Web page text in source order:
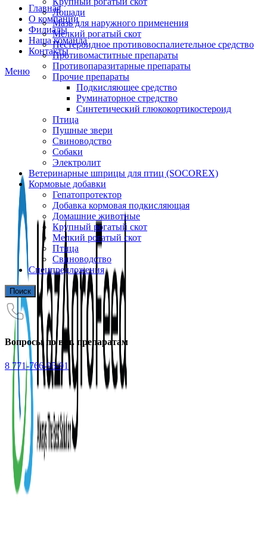
Главная
О компании
Филиалы
Наша команда
Контакты
Меню
Лошади
Мазь для наружного применения
Мелкий рогатый скот
Нестероидное противовоспалиетельное средство
Противомаститные препараты
Противопаразитарные препараты
Прочие препараты
Подкисляющее средство
Руминаторное стредство
Синтетический глюкокортикостероид
Птица
Пушные звери
Свиноводство
Собаки
Электролит
Ветеринарные шприцы для птиц (SOCOREX)
Кормовые добавки
Гепатопротектор
Добавка кормовая подкисляющая
Домашние животные
Крупный рогатый скот
Мелкий рогатый скот
Птица
Свиноводство
Спецпредложения
Поиск
Вопросы по вет. препаратам
8 771-766-95-91